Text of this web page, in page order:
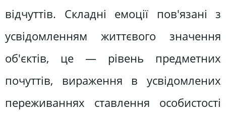
відчуттів. Складні емоції пов'язані з
усвідомленням життєвого значення
об'єктів, це — рівень предметних
почуттів, вираження в усвідомлених
переживаннях ставлення особистості